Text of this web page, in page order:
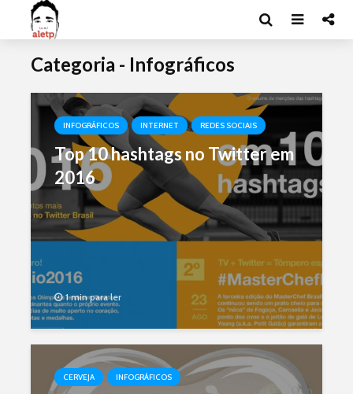
Categoria - Infográficos
INFOGRÁFICOS INTERNET REDES SOCIAIS
Top 10 hashtags no Twitter em
2016
1 min para ler
CERVEJA INFOGRÁFICOS